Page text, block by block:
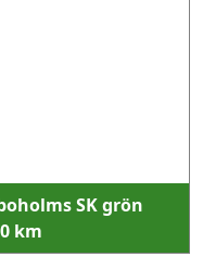
SK grön
km